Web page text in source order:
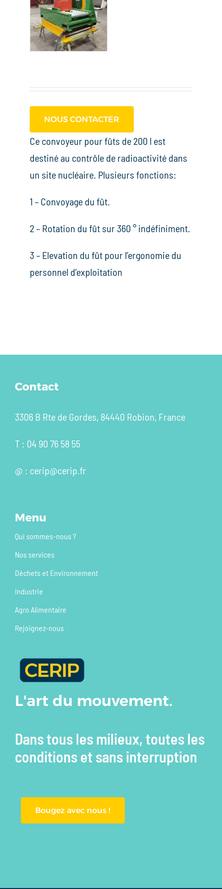
NOUS CONTACTER
Ce convoyeur pour fûts de 200 l est
destiné au contrôle de radioactivité dans
un site nucléaire. Plusieurs fonctions:
1 – Convoyage du fût.
2 – Rotation du fût sur 360 ° indéfiniment.
3 – Elevation du fût pour l’ergonomie du
personnel d’exploitation
Contact
3306 B Rte de Gordes, 84440 Robion, France
T : 04 90 76 58 55
@ : cerip@cerip.fr
Menu
Qui sommes-nous ?
Nos services
Déchets et Environnement
Industrie
Agro Alimentaire
Rejoignez-nous
L'art du mouvement.
Dans tous les milieux, toutes les
conditions et sans interruption
Bougez avec nous !